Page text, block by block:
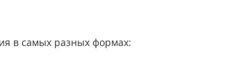
в самых разных формах: